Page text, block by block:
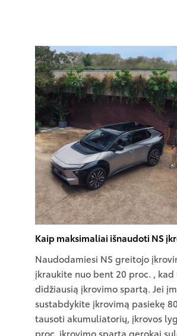
Kaip maksimaliai išnaudoti NS
Naudodamiesi NS greitojo
įkraukite nuo bent 20 proc. ,
didžiausią įkrovimo spartą. Jei
sustabdykite įkrovimą pasiekę
tausoti akumuliatorių, įkrovos
proc. įkrovimo sparta gerokai